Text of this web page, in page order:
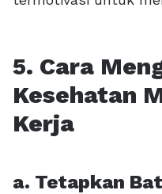
5. Cara
Kesehatan
Kerja
a. Tetapkan